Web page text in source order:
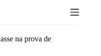
na prova de